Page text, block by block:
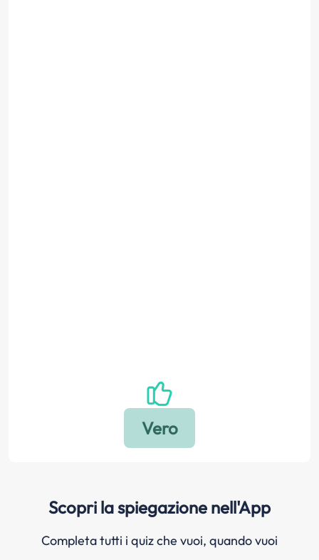
Scopri la spiegazione nell'App
Completa tutti i quiz che vuoi, quando vuoi